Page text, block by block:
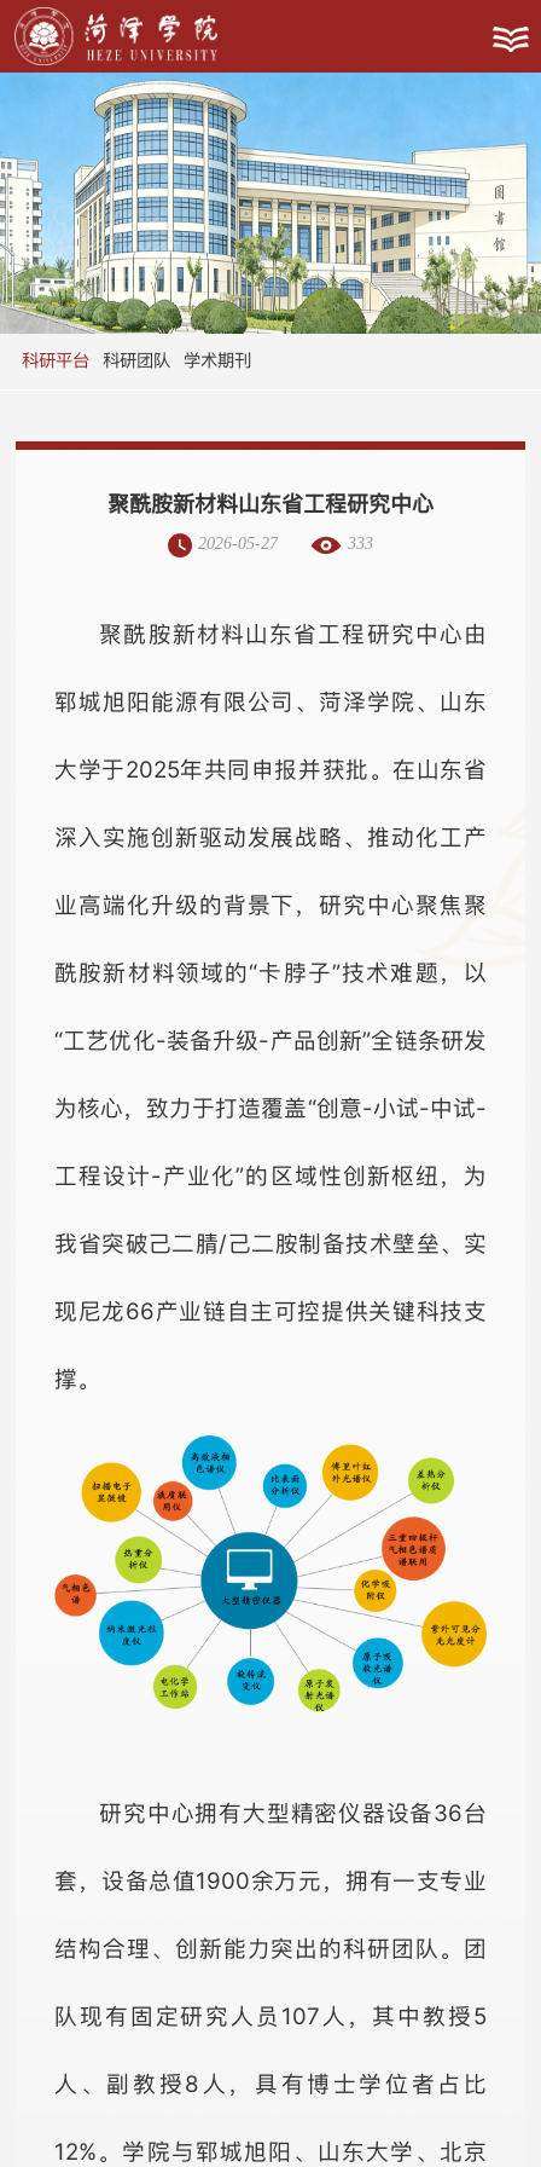
科研平台 科研团队 学术期刊
聚酰胺新材料山东省工程研究中心
2026-05-27 333
聚酰胺新材料山东省工程研究中心由
郓城旭阳能源有限公司、菏泽学院、山东
大学于2025年共同申报并获批。在山东省
深入实施创新驱动发展战略、推动化工产
业高端化升级的背景下，研究中心聚焦聚
酰胺新材料领域的“卡脖子”技术难题，以
“工艺优化-装备升级-产品创新”全链条研发
为核心，致力于打造覆盖“创意-小试-中试-
工程设计-产业化”的区域性创新枢纽，为
我省突破己二腈/己二胺制备技术壁垒、实
现尼龙66产业链自主可控提供关键科技支
撑。
研究中心拥有大型精密仪器设备36台
套，设备总值1900余万元，拥有一支专业
结构合理、创新能力突出的科研团队。团
队现有固定研究人员107人，其中教授5
人、副教授8人，具有博士学位者占比
12%。学院与郓城旭阳、山东大学、北京